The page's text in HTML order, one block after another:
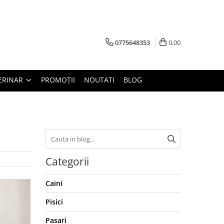
0775648353 0,00
PROMOȚII NOUTATI BLOG
Categorii
Caini
Pisici
Pasari